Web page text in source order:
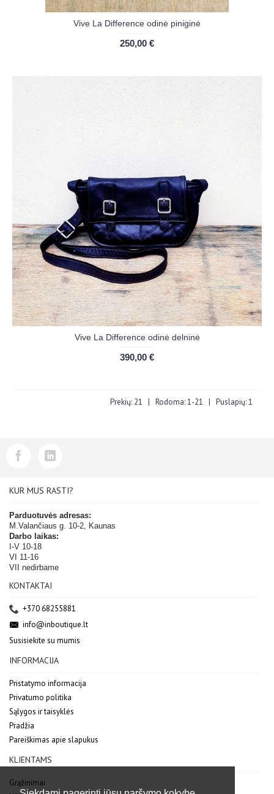
Vive La Difference odinė piniginė
250,00 €
Vive La Difference odinė delninė
390,00 €
Prekių: 21 | Rodoma: 1-21 | Puslapių: 1
KUR MUS RASTI?
Parduotuvės adresas:
M.Valančiaus g. 10-2, Kaunas
Darbo laikas:
I-V 10-18
VI 11-16
VII nedirbame
KONTAKTAI
+370 68255881
info@inboutique.lt
Susisiekite su mumis
INFORMACIJA
Pristatymo informacija
Privatumo politika
Sąlygos ir taisyklės
Pradžia
Pareiškimas apie slapukus
KLIENTAMS
Grąžinimai